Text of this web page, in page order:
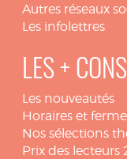
Autres réseaux
Les infolettres
LES +
Les nouveautés
Horaires et
Nos sélections
Prix des lecteurs